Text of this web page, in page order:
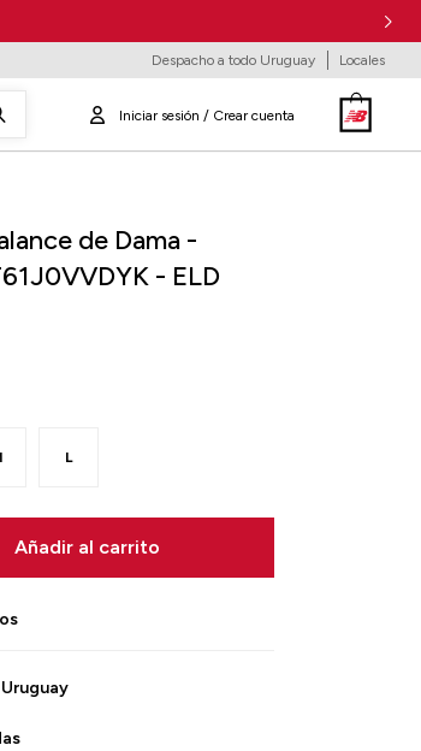
Despacho a todo Uruguay Locales
de Dama -
- ELD
L
Añadir al carrito